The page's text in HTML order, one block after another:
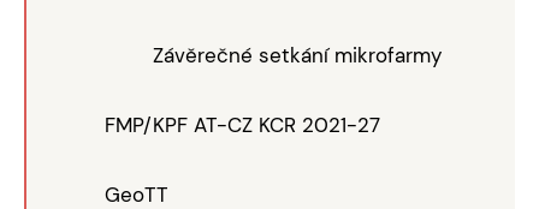
Závěrečné setkání mikrofarmy
FMP/KPF AT-CZ KCR 2021-27
GeoTT